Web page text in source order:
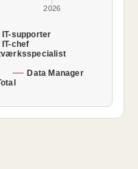
IT-supporter
IT-chef
Data Manager
2026